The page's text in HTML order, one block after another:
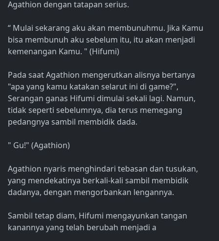
Agathion dengan tatapan serius.
“ Mulai sekarang aku akan membunuhmu. Jika Kamu
bisa membunuh aku sebelum itu, itu akan menjadi
kemenangan Kamu. " (Hifumi)
Pada saat Agathion mengerutkan alisnya bertanya
"apa yang kamu katakan selarut ini di game?",
Serangan ganas Hifumi dimulai sekali lagi. Namun,
tidak seperti sebelumnya, dia terus memegang
pedangnya sambil membidik dada.
" Gu!" (Agathion)
Agathion nyaris menghindari tebasan dan tusukan,
yang mendekatinya berkali-kali sambil membidik
dadanya, dengan mengorbankan lengannya.
Sambil tetap diam, Hifumi mengayunkan tangan
kanannya yang telah berubah menjadi a